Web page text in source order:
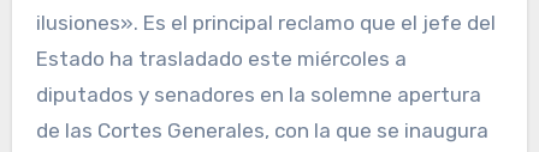
ilusiones». Es el principal reclamo que el jefe del
Estado ha trasladado este miércoles a
diputados y senadores en la solemne apertura
de las Cortes Generales, con la que se inaugura